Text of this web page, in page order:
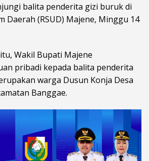
balita penderita gizi buruk di
Daerah (RSUD) Majene, Minggu 14
Wakil Bupati Majene
pribadi kepada balita penderita
warga Dusun Konja Desa
Banggae.